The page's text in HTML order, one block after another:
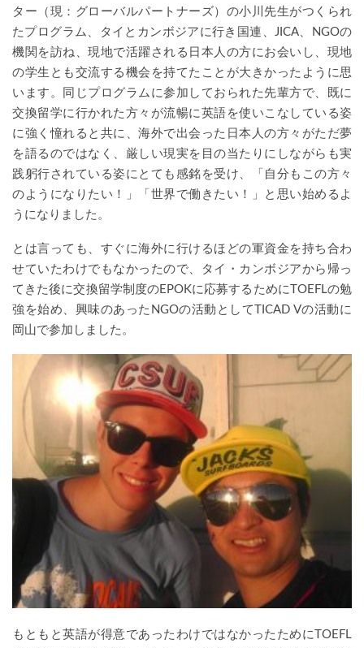
ター（現：グローバルパートナーズ）の小川先生がつくられ
たプログラム、タイとカンボジアに行き国連、JICA、NGOの
機関を訪ね、現地で活躍される日本人の方にお会いし、現地
の学生とも交流する機会を持てたことが大きかったように思
います。同じプログラムに参加しておられた先輩方で、既に
交換留学に行かれた方々が流暢に英語を使いこなしている姿
に強く憧れると共に、海外で出会った日本人の方々がただ夢
を語るのではなく、厳しい現実を目の当たりにしながらも実
践躬行されている姿にとても感銘を受け、「自分もこの方々
のようになりたい！」「世界で働きたい！」と思い始めるよ
うになりました。
とは言っても、すぐに海外に行けるほどの軍資金を持ち合わ
せていたわけでもなかったので、タイ・カンボジアから帰っ
てきた後に交換留学制度のEPOKに応募するためにTOEFLの勉
強を始め、興味のあったNGOの活動としてTICAD Vの活動に
岡山で参加しました。
もともと英語が得意であったわけではなかったためにTOEFL